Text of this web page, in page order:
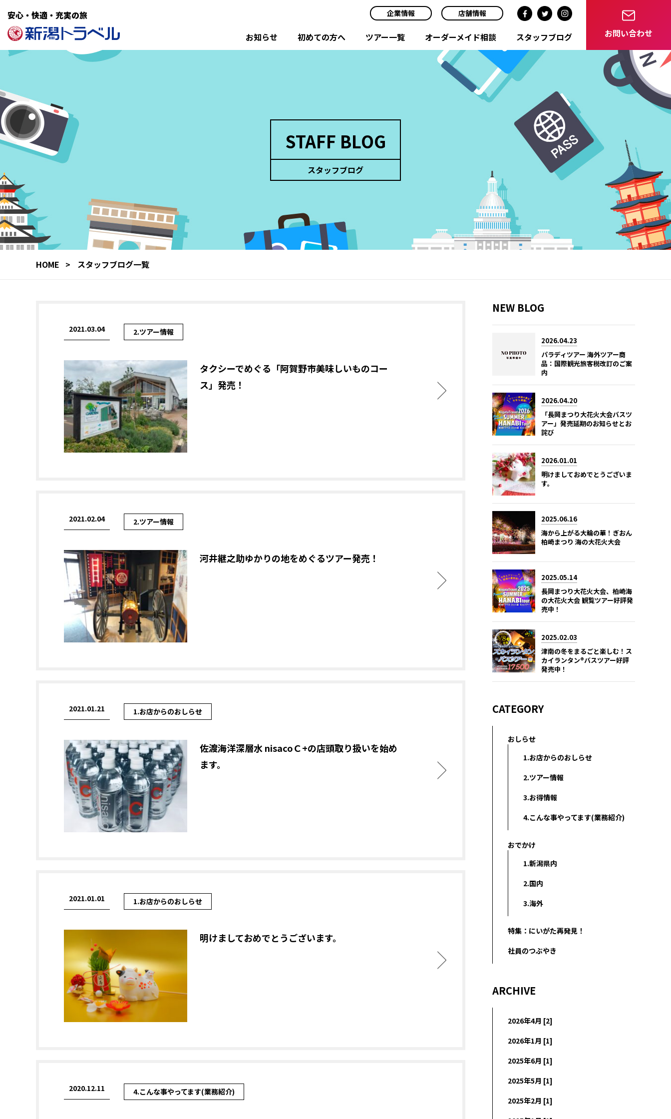
安心・快適・充実の旅 企業情報 店舗情報
お知らせ 初めての方へ ツアー一覧 オーダーメイド相談 スタッフブログ お問い合わせ
STAFF BLOG
スタッフブログ
HOME スタッフブログ一覧
2021.03.04 2.ツアー情報
タクシーでめぐる「阿賀野市美味しいものコー
ス」発売！
2021.02.04 2.ツアー情報
河井継之助ゆかりの地をめぐるツアー発売！
2021.01.21 1.お店からのおしらせ
佐渡海洋深層水 nisacoＣ+の店頭取り扱いを始め
ます。
2021.01.01 1.お店からのおしらせ
明けましておめでとうございます。
2020.12.11 4.こんな事やってます(業務紹介)
NEW BLOG
2026.04.23
パラディツアー 海外ツアー商
品：国際観光旅客税改訂のご案
内
2026.04.20
「長岡まつり大花火大会バスツ
アー」発売延期のお知らせとお
詫び
2026.01.01
明けましておめでとうございま
す。
2025.06.16
海から上がる大輪の華！ぎおん
柏崎まつり 海の大花火大会
2025.05.14
長岡まつり大花火大会、柏崎海
の大花火大会 観覧ツアー好評発
売中！
2025.02.03
津南の冬をまるごと楽しむ！ス
カイランタン®バスツアー好評
発売中！
CATEGORY
おしらせ
1.お店からのおしらせ
2.ツアー情報
3.お得情報
4.こんな事やってます(業務紹介)
おでかけ
1.新潟県内
2.国内
3.海外
特集：にいがた再発見！
社員のつぶやき
ARCHIVE
2026年4月 [2]
2026年1月 [1]
2025年6月 [1]
2025年5月 [1]
2025年2月 [1]